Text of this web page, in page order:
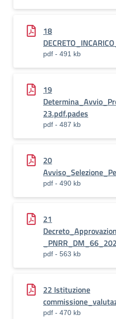
18
pdf - 491 kb
19
23.pdf.pades
pdf - 487 kb
20
pdf - 490 kb
21
pdf - 563 kb
22 Istituzione
pdf - 470 kb